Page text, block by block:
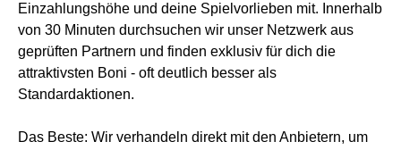
Einzahlungshöhe und deine Spielvorlieben mit. Innerhalb
von 30 Minuten durchsuchen wir unser Netzwerk aus
geprüften Partnern und finden exklusiv für dich die
attraktivsten Boni - oft deutlich besser als
Standardaktionen.
Das Beste: Wir verhandeln direkt mit den Anbietern, um